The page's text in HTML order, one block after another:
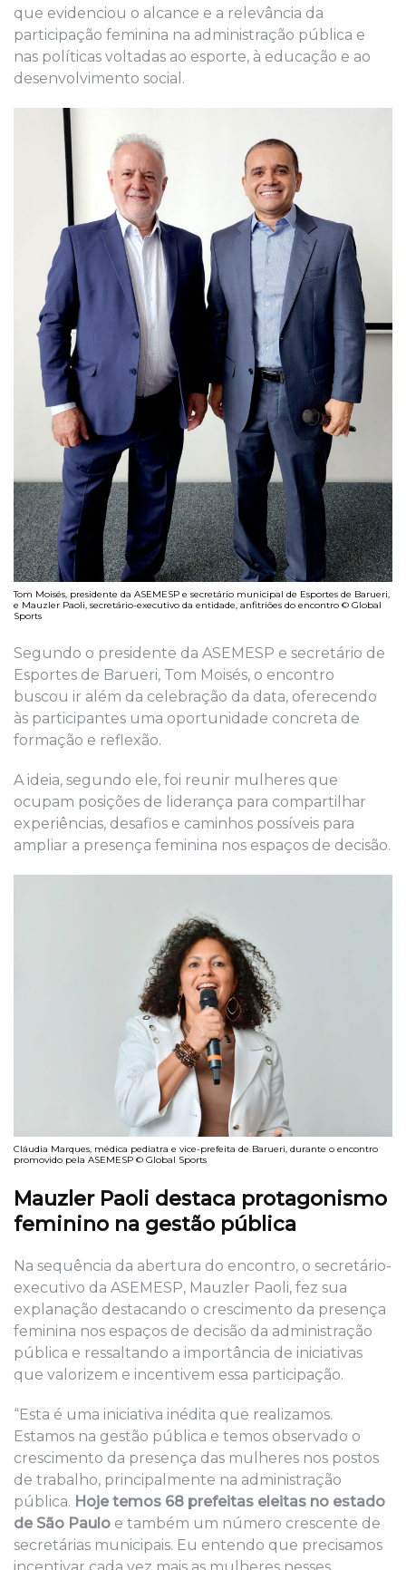
que evidenciou o alcance e a relevância da
participação feminina na administração pública e
nas políticas voltadas ao esporte, à educação e ao
desenvolvimento social.
Tom Moisés, presidente da ASEMESP e secretário municipal de Esportes de Barueri,
e Mauzler Paoli, secretário-executivo da entidade, anfitriões do encontro © Global
Sports
Segundo o presidente da ASEMESP e secretário de
Esportes de Barueri, Tom Moisés, o encontro
buscou ir além da celebração da data, oferecendo
às participantes uma oportunidade concreta de
formação e reflexão.
A ideia, segundo ele, foi reunir mulheres que
ocupam posições de liderança para compartilhar
experiências, desafios e caminhos possíveis para
ampliar a presença feminina nos espaços de decisão.
Cláudia Marques, médica pediatra e vice-prefeita de Barueri, durante o encontro
promovido pela ASEMESP © Global Sports
Mauzler Paoli destaca protagonismo
feminino na gestão pública
Na sequência da abertura do encontro, o secretário-
executivo da ASEMESP, Mauzler Paoli, fez sua
explanação destacando o crescimento da presença
feminina nos espaços de decisão da administração
pública e ressaltando a importância de iniciativas
que valorizem e incentivem essa participação.
“Esta é uma iniciativa inédita que realizamos.
Estamos na gestão pública e temos observado o
crescimento da presença das mulheres nos postos
de trabalho, principalmente na administração
pública. Hoje temos 68 prefeitas eleitas no estado
de São Paulo e também um número crescente de
secretárias municipais. Eu entendo que precisamos